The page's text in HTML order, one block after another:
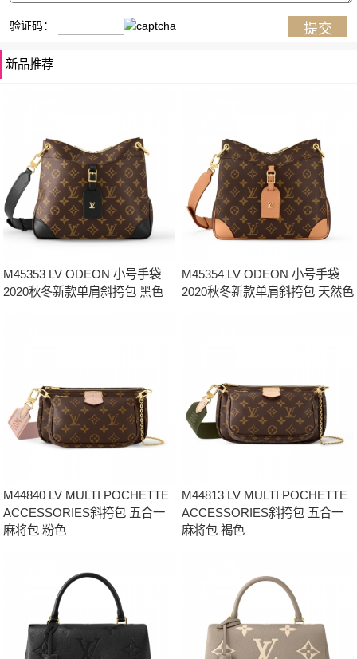
验证码：
新品推荐
M45353 LV ODEON 小号手袋
2020秋冬新款单肩斜挎包 黑色
M45354 LV ODEON 小号手袋
2020秋冬新款单肩斜挎包 天然色
M44840 LV MULTI POCHETTE
ACCESSORIES斜挎包 五合一
麻将包 粉色
M44813 LV MULTI POCHETTE
ACCESSORIES斜挎包 五合一
麻将包 褐色